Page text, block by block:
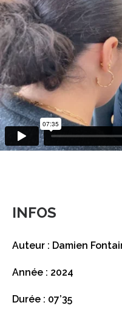
INFOS
Auteur : Damien
Année : 2024
Durée : 07’35